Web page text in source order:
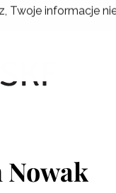
Twoje informacje
Nowak